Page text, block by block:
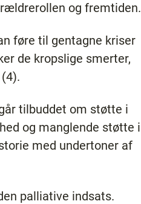
og fremtiden.
føre til gentagne kriser
de kropslige smerter,
tilbuddet om støtte i
og manglende støtte i
med undertoner af
palliative indsats.